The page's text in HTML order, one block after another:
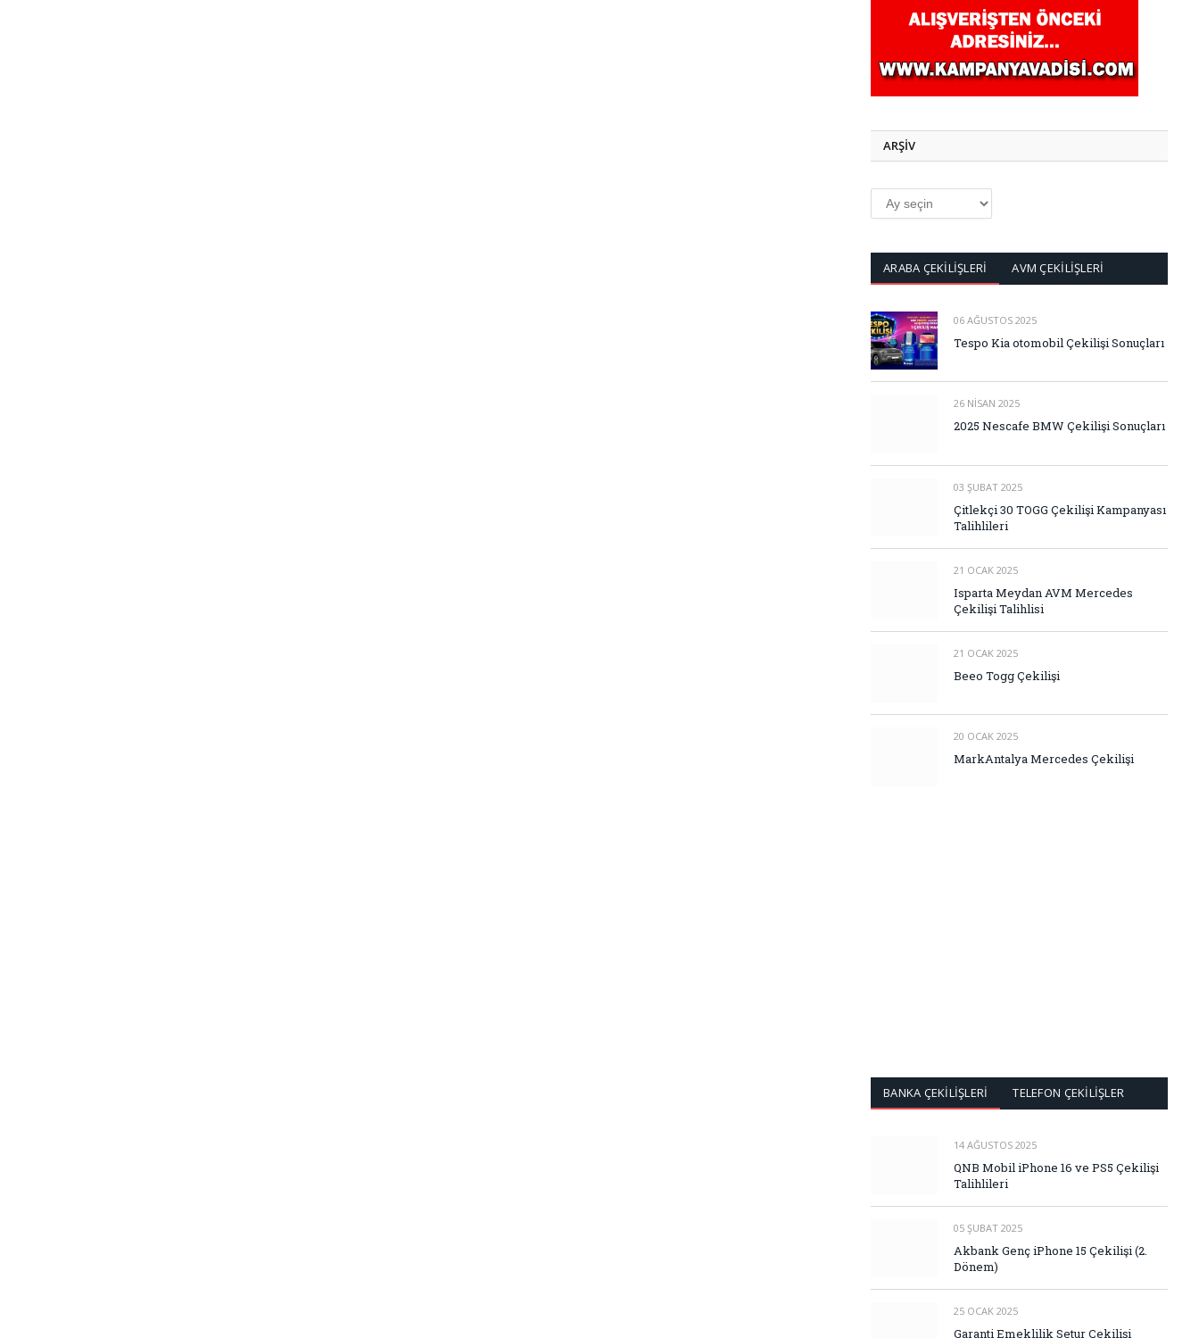
ARŞİV
ARŞİV
ARABA ÇEKİLİŞLERİ AVM ÇEKİLİŞLERİ
06 AĞUSTOS 2025
Tespo Kia otomobil Çekilişi Sonuçları
26 NISAN 2025
2025 Nescafe BMW Çekilişi Sonuçları
03 ŞUBAT 2025
Çitlekçi 30 TOGG Çekilişi Kampanyası
Talihlileri
21 OCAK 2025
Isparta Meydan AVM Mercedes
Çekilişi Talihlisi
21 OCAK 2025
Beeo Togg Çekilişi
20 OCAK 2025
MarkAntalya Mercedes Çekilişi
BANKA ÇEKİLİŞLERİ TELEFON ÇEKİLİŞLER
14 AĞUSTOS 2025
QNB Mobil iPhone 16 ve PS5 Çekilişi
Talihlileri
05 ŞUBAT 2025
Akbank Genç iPhone 15 Çekilişi (2.
Dönem)
25 OCAK 2025
Garanti Emeklilik Setur Çekilişi